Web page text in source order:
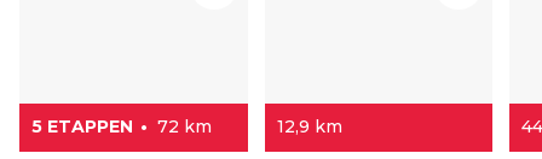
5 ETAPPEN 72 km 12,9 km